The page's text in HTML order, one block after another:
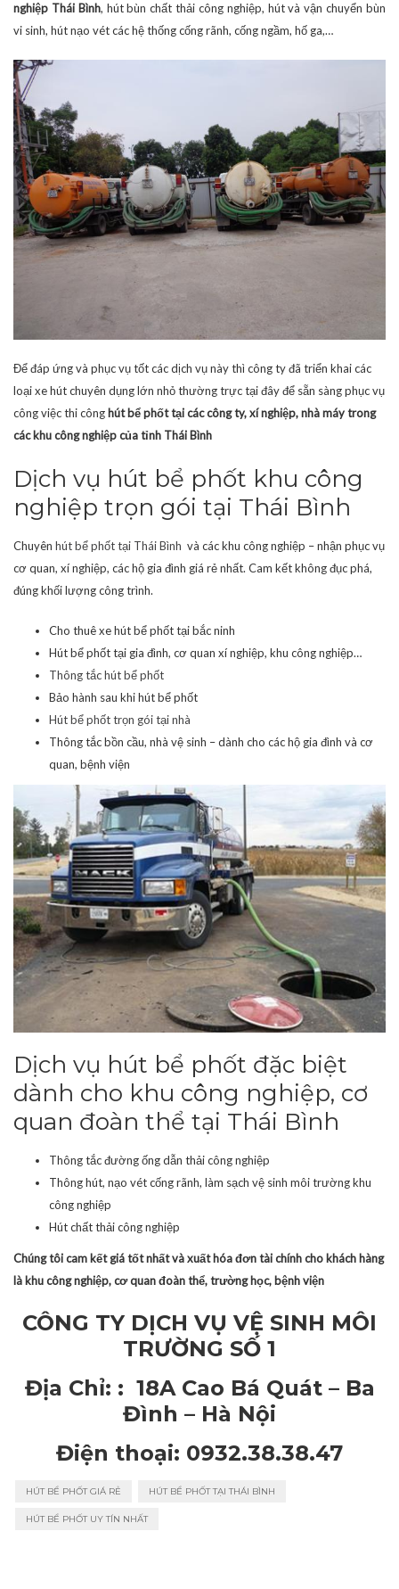
nghiệp Thái Bình, hút bùn chất thải công nghiệp, hút và vận chuyển bùn
vi sinh, hút nạo vét các hệ thống cống rãnh, cống ngầm, hố ga,…
Để đáp ứng và phục vụ tốt các dịch vụ này thì công ty đã triển khai các
loại xe hút chuyên dụng lớn nhỏ thường trực tại đây để sẵn sàng phục vụ
công việc thi cônghút bể phốt tại các công ty, xí nghiệp, nhà máy trong
các khu công nghiệp của tỉnh Thái Bình
Dịch vụ hút bể phốt khu công
nghiệp trọn gói tại Thái Bình
Chuyên hút bể phốt tại Thái Bình và các khu công nghiệp – nhận phục vụ
cơ quan, xí nghiệp, các hộ gia đình giá rẻ nhất. Cam kết không đục phá,
đúng khối lượng công trình.
Cho thuê xe hút bể phốt tại bắc ninh
Hút bể phốt tại gia đình, cơ quan xí nghiệp, khu công nghiệp…
Thông tắc hút bể phốt
Bảo hành sau khi hút bể phốt
Hút bể phốt trọn gói tại nhà
Thông tắc bồn cầu, nhà vệ sinh – dành cho các hộ gia đình và cơ
quan, bệnh viện
Dịch vụ hút bể phốt đặc biệt
dành cho khu công nghiệp, cơ
quan đoàn thể tại Thái Bình
Thông tắc đường ống dẫn thải công nghiệp
Thông hút, nạo vét cống rãnh, làm sạch vệ sinh môi trường khu
công nghiệp
Hút chất thải công nghiệp
Chúng tôi cam kết giá tốt nhất và xuất hóa đơn tài chính cho khách hàng
là khu công nghiệp, cơ quan đoàn thể, trường học, bệnh viện
CÔNG TY DỊCH VỤ VỆ SINH MÔI
TRƯỜNG SỐ 1
Địa Chỉ: : 18A Cao Bá Quát – Ba
Đình – Hà Nội
Điện thoại: 0932.38.38.47
HÚT BỂ PHỐT GIÁ RẺ HÚT BỂ PHỐT TẠI THÁI BÌNH
HÚT BỂ PHỐT UY TÍN NHẤT